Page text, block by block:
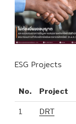
ESG Projects
No. Project
1 DRT